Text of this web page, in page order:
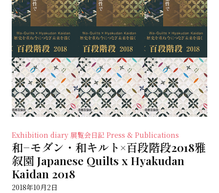
Exhibition diary 展覧会日記 Press & Publications
和−モダン・和キルト×百段階段2018雅
叙園 Japanese Quilts x Hyakudan
Kaidan 2018
2018年10月2日